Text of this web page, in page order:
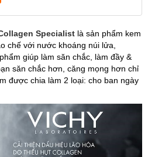
Specialist là sản phẩm kem
chế với nước khoáng núi lửa,
giúp làm săn chắc, làm đầy &
săn chắc hơn, căng mọng hơn chỉ
được chia làm 2 loại: cho ban ngày